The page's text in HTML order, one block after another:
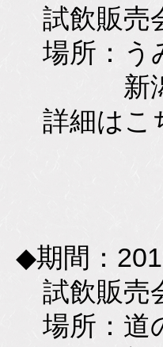
試飲販売
場所：う
新潟県
詳細は
◆期間：
試飲販売
場所：道